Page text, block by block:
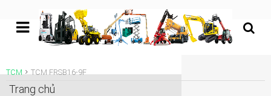
TCM TCM FRSB16-9F
undefined
Trang chủ